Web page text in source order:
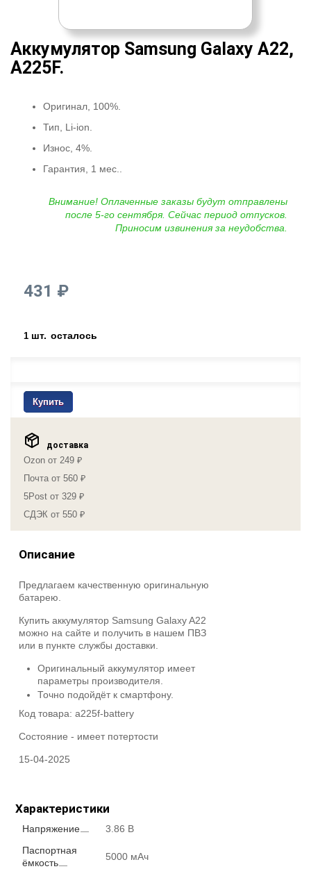
Аккумулятор Samsung Galaxy A22,
A225F.
Оригинал, 100%.
Тип, Li-ion.
Износ, 4%.
Гарантия, 1 мес..
Внимание! Оплаченные заказы будут отправлены
после 5-го сентября. Сейчас период отпусков.
Приносим извинения за неудобства.
431 ₽
1 шт. осталось
Купить
доставка
Ozon от 249 ₽
Почта от 560 ₽
5Post от 329 ₽
СДЭК от 550 ₽
Описание
Предлагаем качественную оригинальную
батарею.
Купить аккумулятор Samsung Galaxy A22
можно на сайте и получить в нашем ПВЗ
или в пункте службы доставки.
Оригинальный аккумулятор имеет
параметры производителя.
Точно подойдёт к смартфону.
Код товара: a225f-battery
Состояние - имеет потертости
15-04-2025
Характеристики
Напряжение
3.86 В
Паспортная
ёмкость
5000 мАч